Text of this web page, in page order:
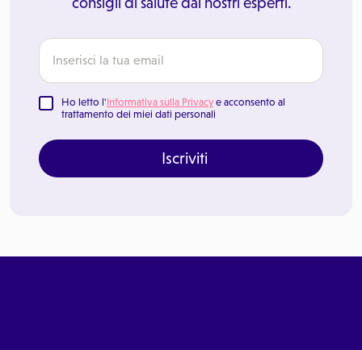
Ho letto l'Informativa sulla Privacy e acconsento al
trattamento dei miei dati personali
Iscriviti